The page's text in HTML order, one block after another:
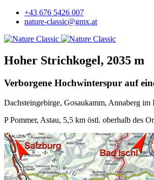
+43 676 5426 007
nature-classic@gmx.at
Hoher Strichkogel, 2035 m
Verborgene Hochwinterspur auf
Dachsteingebirge, Gosaukamm, Annaberg
P Pommer, Astau, 5,5 km östl. oberhalb des